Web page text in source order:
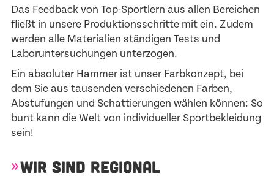
Das Feedback von Top-Sportlern aus allen Bereichen
fließt in unsere Produktionsschritte mit ein. Zudem
werden alle Materialien ständigen Tests und
Laboruntersuchungen unterzogen.
Ein absoluter Hammer ist unser Farbkonzept, bei
dem Sie aus tausenden verschiedenen Farben,
Abstufungen und Schattierungen wählen können: So
bunt kann die Welt von individueller Sportbekleidung
sein!
WIR SIND REGIONAL